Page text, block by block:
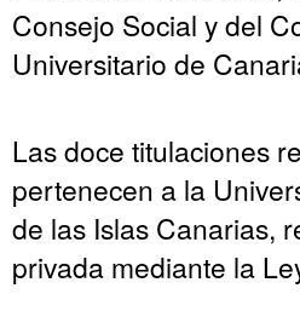
Consejo Social y del
Universitario de
Las doce titulaciones
pertenecen a la
de las Islas Canarias,
privada mediante la